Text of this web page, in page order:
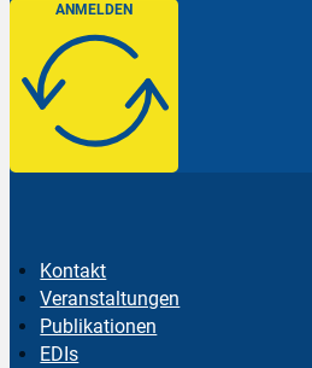
ANMELDEN
Kontakt
Veranstaltungen
Publikationen
EDIs